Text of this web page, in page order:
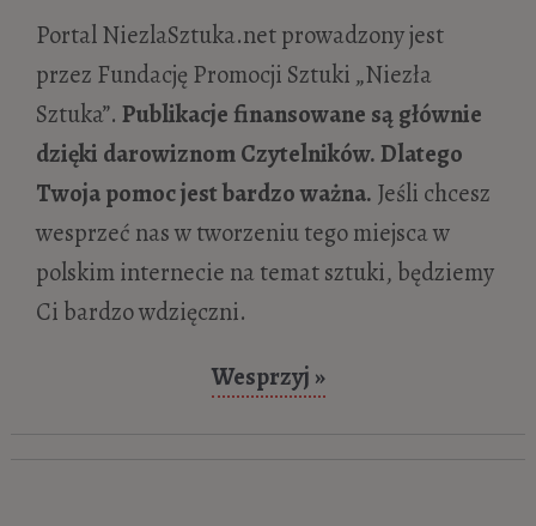
Jak szlachcic szlachcica czekanem zabił.
Historia zamknięta w ramie obrazu
lipca 2020
Białe gacie w tarapacie! Czyli Zabójstwo
króla Przemysła w Rogoźnie według Jana
Matejki
- 24 czerwca 2020
Muzeum Narodowe w Poznaniu. 10 dzieł,
które warto znać
Muzeum Narodowe w Warszawie. 10
dzieł, które warto znać - 12 kwietnia 2020
Portal NiezlaSztuka.net prowadzony jest
przez Fundację Promocji Sztuki „Niezła
Sztuka”.Publikacje finansowane są głównie
dzięki darowiznom Czytelników. Dlatego
Twoja pomoc jest bardzo ważna. Jeśli chcesz
wesprzeć nas w tworzeniu tego miejsca w
polskim internecie na temat sztuki, będziemy
Ci bardzo wdzięczni.
Wesprzyj »